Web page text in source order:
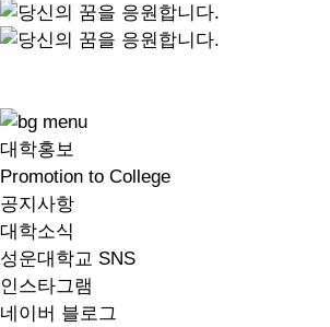
대학홍보
Promotion to College
공지사항
대학소식
성운대학교 SNS
인스타그램
네이버 블로그